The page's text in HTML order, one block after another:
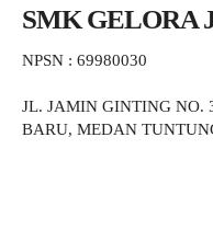
SMK GELORA
NPSN : 69980030
JL. JAMIN GINTING
BARU, MEDAN